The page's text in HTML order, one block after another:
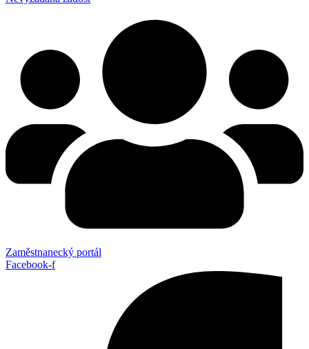
Zaměstnanecký portál
Facebook-f